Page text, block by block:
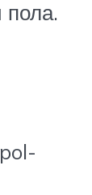
пола.